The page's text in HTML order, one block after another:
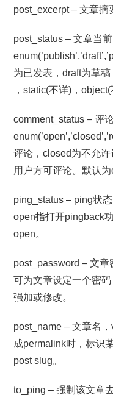
post_excerpt – 文章摘
post_status – 文章当
为已发表，draft为草
，static(不详)，
comment_status – 评
评论，closed为不允
用户方可评论。默认
ping_status – ping状态
open指打开pingback
open。
post_password – 文
可为文章设定一个密
强加或修改。
post_name – 文章名
成permalink时，标识
post slug。
to_ping – 强制该文章